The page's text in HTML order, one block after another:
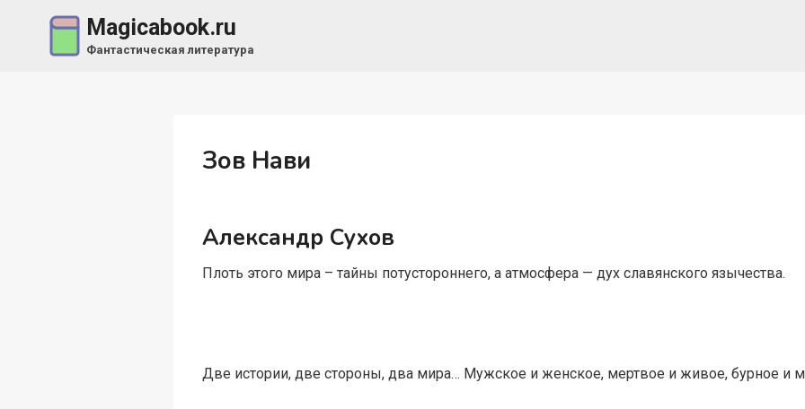
содержимому
Magicabook.ru
Фантастическая литература
Зов Нави
Александр Сухов
Плоть этого мира – тайны потустороннего, а атмосфера — дух славянского язычества.
Две истории, две стороны, два мира… Мужское и женское, мертвое и живое, бурное и